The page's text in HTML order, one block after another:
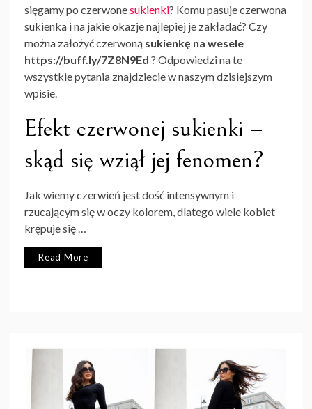
sięgamy po czerwonesukienki? Komu pasuje czerwona
sukienka i na jakie okazje najlepiej je zakładać? Czy
można założyć czerwoną sukienkę na wesele
https://buff.ly/7Z8N9Ed ? Odpowiedzi na te
wszystkie pytania znajdziecie w naszym dzisiejszym
wpisie.
Efekt czerwonej sukienki –
skąd się wziął jej fenomen?
Jak wiemy czerwień jest dość intensywnym i
rzucającym się w oczy kolorem, dlatego wiele kobiet
krępuje się …
Read More